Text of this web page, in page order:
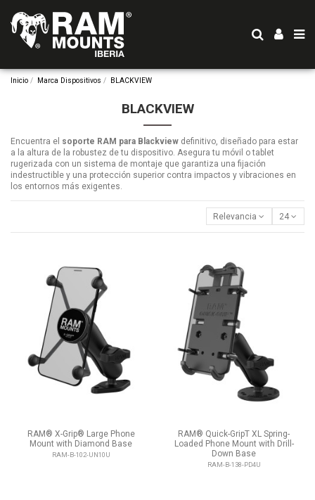
Inicio Marca Dispositivos BLACKVIEW
BLACKVIEW
Encuentra el soporte RAM para Blackview definitivo, diseñado para estar
a la altura de la robustez de tu dispositivo. Asegura tu móvil o tablet
rugerizada con un sistema de montaje que garantiza una fijación
indestructible y una protección superior contra impactos y vibraciones en
los entornos más exigentes.
Relevancia 24
RAM® X-Grip® Large Phone
Mount with Diamond Base
RAM-B-102-UN10U
RAM® Quick-GripT XL Spring-
Loaded Phone Mount with Drill-
Down Base
RAM-B-138-PD4U